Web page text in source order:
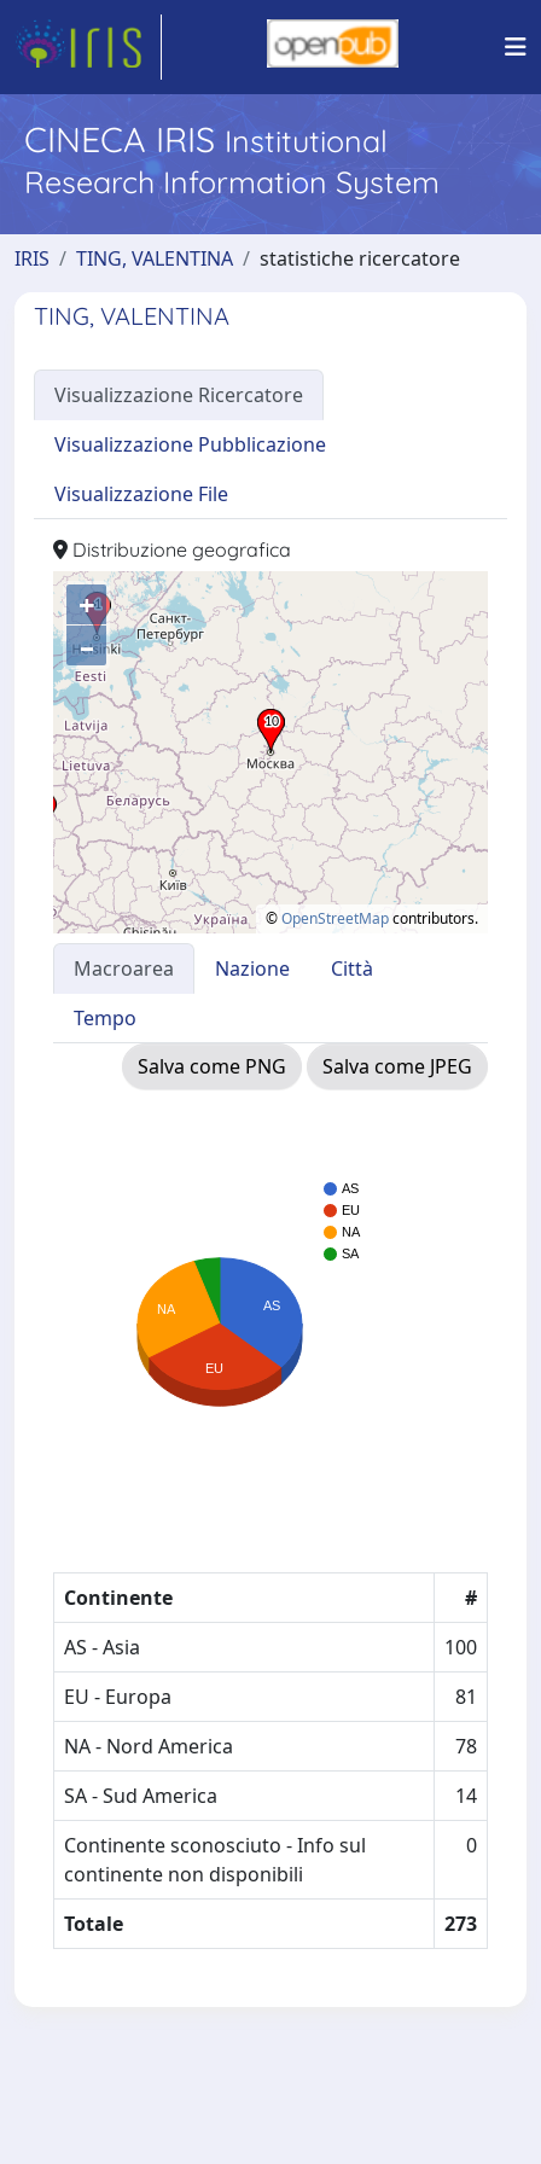
CINECA IRIS Institutional
Research Information System
IRIS TING, VALENTINA statistiche ricercatore
TING, VALENTINA
Visualizzazione Ricercatore
Visualizzazione Pubblicazione
Visualizzazione File
Distribuzione geografica
+
–
©OpenStreetMapcontributors.
Macroarea Nazione
Città
Tempo
Salva come PNG
Salva come JPEG
AS
EU
NA
SA
AS
NA
EU
Continente
#
AS - Asia
100
EU - Europa
81
NA - Nord America
78
SA - Sud America
14
Continente sconosciuto - Info sul
continente non disponibili
0
Totale 273